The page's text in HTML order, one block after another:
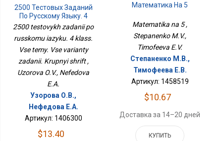
2500 Тестовых Заданий
По Русскому Языку. 4
Класс. Все Темы. Все
Варианты Заданий.
Крупный Шрифт
2500 testovykh zadanii po
russkomu iazyku. 4 klass.
Vse temy. Vse varianty
zadanii. Krupnyi shrift ,
Uzorova O.V., Nefedova
E.A.
Узорова О.В.,
Нефедова Е.А.
Артикул: 1406300
$13.40
Математика На 5
Matematika na 5 ,
Stepanenko M.V.,
Timofeeva E.V.
Степаненко М.В.,
Тимофеева Е.В.
Артикул: 1458519
$10.67
Доставка за 14–20 дней
КУПИТЬ